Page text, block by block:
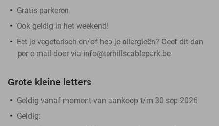
Gratis parkeren
Ook geldig in het weekend!
Eet je vegetarisch en/of heb je allergieën? Geef dit dan
per e-mail door via info@terhillscablepark.be
Grote kleine letters
Geldig vanaf moment van aankoop t/m 30 sep 2026
Geldig: